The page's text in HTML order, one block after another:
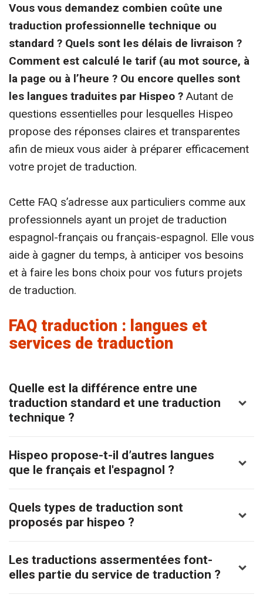
Vous vous demandez combien coûte une
traduction professionnelle technique ou
standard ? Quels sont les délais de livraison ?
Comment est calculé le tarif (au mot source, à
la page ou à l’heure ? Ou encore quelles sont
les langues traduites par Hispeo ? Autant de
questions essentielles pour lesquelles Hispeo
propose des réponses claires et transparentes
afin de mieux vous aider à préparer efficacement
votre projet de traduction.
Cette FAQ s’adresse aux particuliers comme aux
professionnels ayant un projet de traduction
espagnol-français ou français-espagnol. Elle vous
aide à gagner du temps, à anticiper vos besoins
et à faire les bons choix pour vos futurs projets
de traduction.
FAQ traduction : langues et
services de traduction
Quelle est la différence entre une
traduction standard et une traduction
technique ?
Une traduction standard concerne uniquement
la traduction de lettres, courriers, e-mails. La
destination du Web, commercial, marketing,
toutes traductions thématiques comportant
Hispeo propose-t-il d’autres langues
que le français et l'espagnol ?
Non, il s’agit d’un service exclusif de traduction
en espagnol et en français. Pour toute autre
Internet des plateformes comme proz.com
ou
des groupes publics ou privés de traducteurs
Quels types de traduction sont
proposés par hispeo ?
Essentiellement la traduction technique, Web,
commercial & marketing, littéraire, tourisme.
Les traductions assermentées font-
elles partie du service de traduction ?